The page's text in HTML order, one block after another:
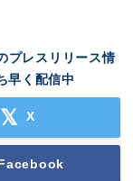
プレスリリース情
早く配信中
X